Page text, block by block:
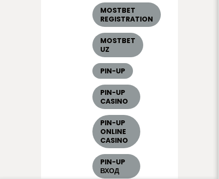
MOSTBET
REGISTRATION
MOSTBET
UZ
PIN-UP
PIN-UP
CASINO
PIN-UP
ONLINE
CASINO
PIN-UP
ВХОД